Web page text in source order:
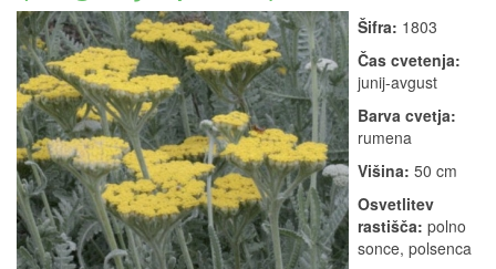
Šifra: 1803
Čas cvetenja:
junij-avgust
Barva cvetja:
rumena
Višina: 50 cm
Osvetlitev
rastišča: polno
sonce, polsenca